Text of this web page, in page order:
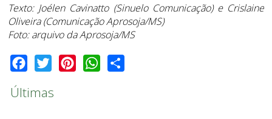
Últimas
Texto: Joélen Cavinatto (Sinuelo Comunicação) e Crislaine
Oliveira (Comunicação Aprosoja/MS)
Foto: arquivo da Aprosoja/MS
Facebook
Twitter PinterestWhatsApp